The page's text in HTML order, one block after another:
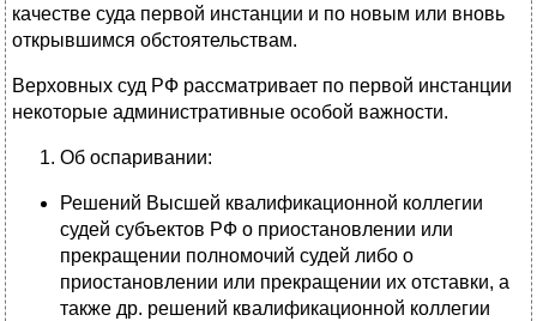
качестве суда первой инстанции и по новым или вновь
открывшимся обстоятельствам.
Верховных суд РФ рассматривает по первой инстанции
некоторые административные особой важности.
Об оспаривании:
Решений Высшей квалификационной коллегии
судей субъектов РФ о приостановлении или
прекращении полномочий судей либо о
приостановлении или прекращении их отставки, а
также др. решений квалификационной коллегии